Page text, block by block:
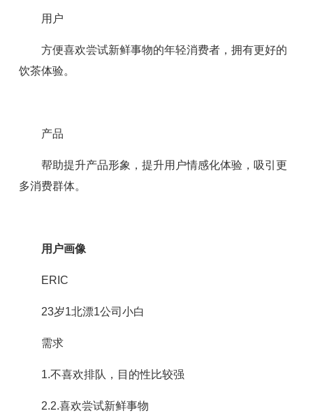
用户
方便喜欢尝试新鲜事物的年轻消费者，拥有更好的
饮茶体验。
产品
帮助提升产品形象，提升用户情感化体验，吸引更
多消费群体。
用户画像
ERIC
23岁1北漂1公司小白
需求
1.不喜欢排队，目的性比较强
2.2.喜欢尝试新鲜事物